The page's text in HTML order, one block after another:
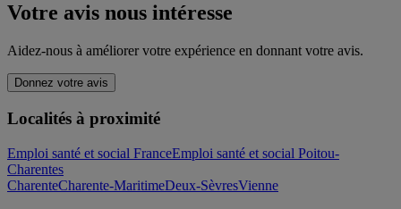
Votre avis nous intéresse
Aidez-nous à améliorer votre expérience en donnant votre avis.
Donnez votre avis
Localités à proximité
Emploi santé et social FranceEmploi santé et social Poitou-
Charentes
CharenteCharente-MaritimeDeux-SèvresVienne